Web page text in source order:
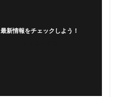
最新情報をチェックしよう！